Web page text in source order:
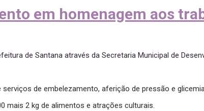
em homenagem aos
de Santana através da Secretaria Municipal de
de embelezamento, aferição de pressão e
mais 2 kg de alimentos e atrações culturais.